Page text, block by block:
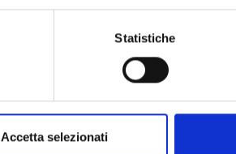
Statistiche
Accetta selezionati
SKU:MTS65104335
MTS65104335